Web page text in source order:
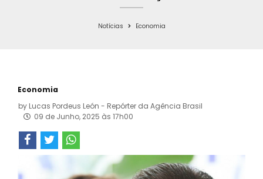
r
a
Notícias Economia
Economia
by Lucas Pordeus León - Repórter da Agência Brasil
09 de Junho, 2025 às 17h00